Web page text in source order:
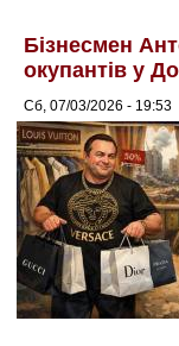
Бізнесмен
окупантів у
Сб, 07/03/2026 - 19:53